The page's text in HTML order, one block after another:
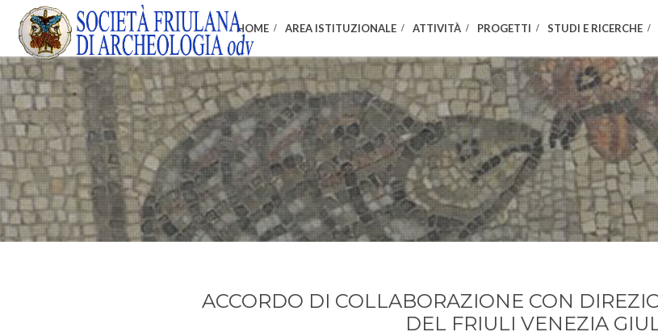
HOME AREA ISTITUZIONALE ATTIVITÀ PROGETTI STUDI E RICERCHE
ACCORDO DI COLLABORAZIONE CON
DEL FRIULI VENEZIA